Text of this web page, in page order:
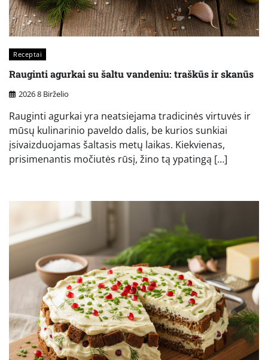
Receptai
Rauginti agurkai su šaltu vandeniu: traškūs ir skanūs
2026 8 Birželio
Rauginti agurkai yra neatsiejama tradicinės virtuvės ir
mūsų kulinarinio paveldo dalis, be kurios sunkiai
įsivaizduojamas šaltasis metų laikas. Kiekvienas,
prisimenantis močiutės rūsį, žino tą ypatingą […]